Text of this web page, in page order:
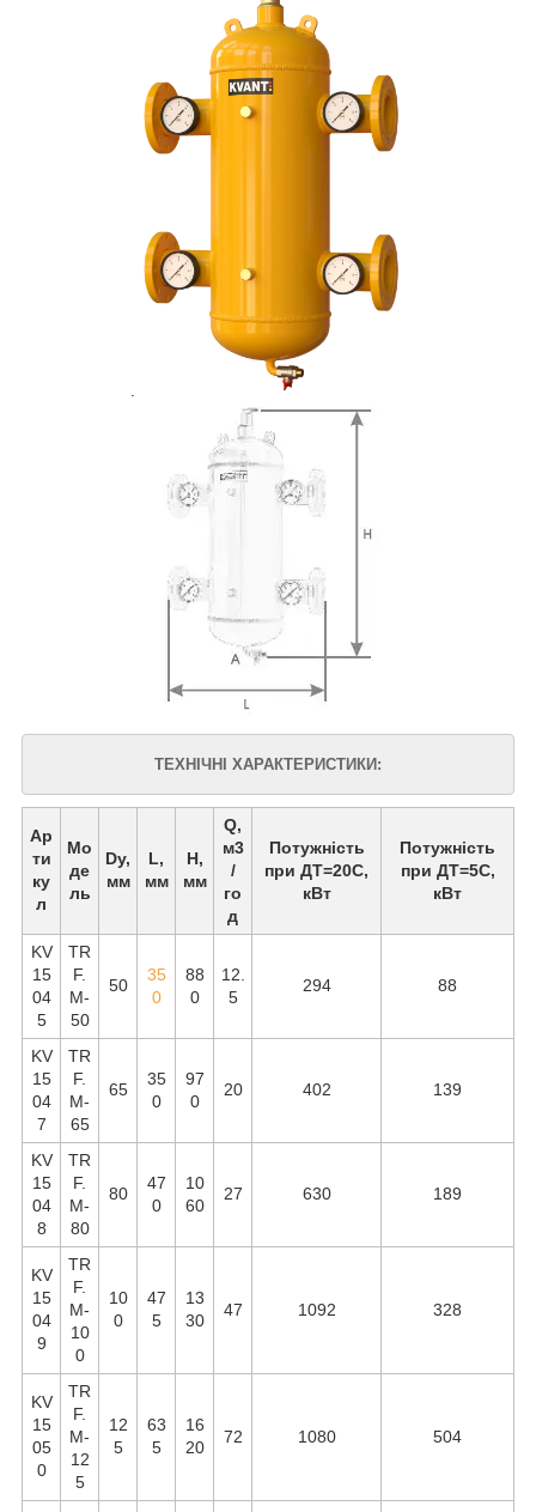
ТЕХНІЧНІ ХАРАКТЕРИСТИКИ:
Ар
ти
ку
л
Мо
де
ль
Dy,
мм
L,
мм
Н,
мм
Q,
м3
/
го
д
Потужність
при ДТ=20C,
кВт
Потужність
при ДТ=5C,
кВт
KV
15
04
5
TR
F.
М-
50
50
35
0
88
0
12.
5
294 88
KV
15
04
7
TR
F.
М-
65
65
35
0
97
0
20 402 139
KV
15
04
8
TR
F.
М-
80
80
47
0
10
60
27 630 189
KV
15
04
9
TR
F.
М-
10
0
10
0
47
5
13
30
47 1092 328
KV
15
05
0
TR
F.
М-
12
5
12
5
63
5
16
20
72 1080 504